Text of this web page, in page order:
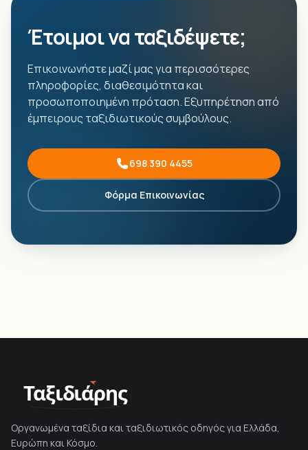
Έτοιμοι να ταξιδέψετε;
Επικοινωνήστε μαζί μας για περισσότερες
πληροφορίες, διαθεσιμότητα και
προσωποποιημένη πρόταση. Εξυπηρέτηση από
έμπειρους ταξιδιωτικούς συμβούλους.
698 390 4455
Φόρμα Επικοινωνίας
Ταξιδιάρης
Οργανωμένα ταξίδια και ταξιδιωτικός οδηγός για Ελλάδα,
Ευρώπη και Κόσμο.